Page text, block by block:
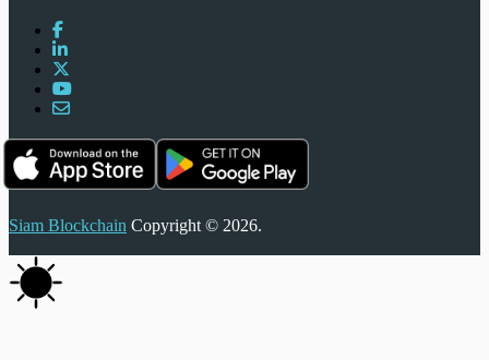
Siam Blockchain Copyright © 2026.